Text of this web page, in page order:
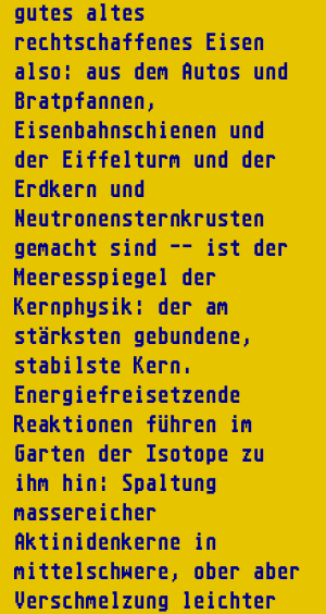
gutes altes
rechtschaffenes Eisen
also: aus dem Autos und
Bratpfannen,
Eisenbahnschienen und
der Eiffelturm und der
Erdkern und
Neutronensternkrusten
gemacht sind -- ist der
Meeresspiegel der
Kernphysik: der am
stärksten gebundene,
stabilste Kern.
Energiefreisetzende
Reaktionen führen im
Garten der Isotope zu
ihm hin: Spaltung
massereicher
Aktinidenkerne in
mittelschwere, ober aber
Verschmelzung leichter